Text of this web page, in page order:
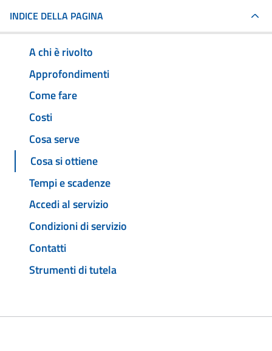
INDICE DELLA PAGINA
A chi è rivolto
Approfondimenti
Come fare
Costi
Cosa serve
Cosa si ottiene
Tempi e scadenze
Accedi al servizio
Condizioni di servizio
Contatti
Strumenti di tutela